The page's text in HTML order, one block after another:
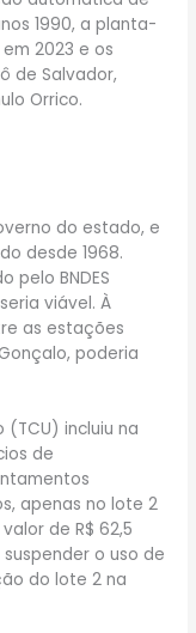
1990, a planta-
2023 e os
de Salvador,
Orrico.
do estado, e
desde 1968.
pelo BNDES
viável. À
as estações
poderia
(TCU) incluiu na
de
apenas no lote 2
de R$ 62,5
o uso de
do lote 2 na